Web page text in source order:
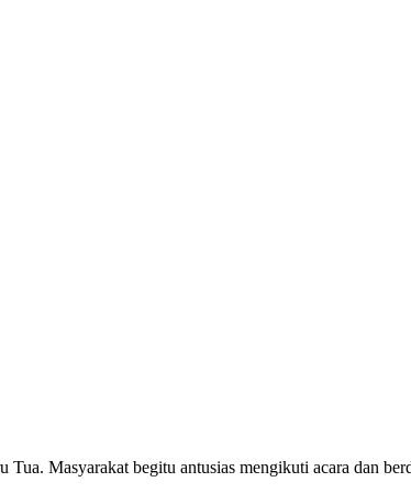
Masyarakat begitu antusias mengikuti acara dan